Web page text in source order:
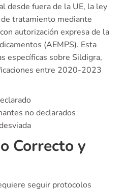
desde fuera de la UE, la ley
tratamiento mediante
autorización expresa de la
(AEMPS). Esta
específicas sobre Sildigra,
entre 2020-2023
no declarados
Correcto y
seguir protocolos